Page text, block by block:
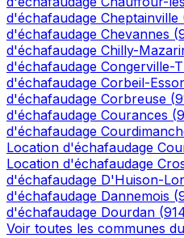
d'échafaudage Cheptainville
d'échafaudage Chevannes (
d'échafaudage Chilly-
d'échafaudage Congerville-
d'échafaudage Corbeil-
d'échafaudage Corbreuse (
d'échafaudage Courances (
d'échafaudage
Location d'échafaudage
Location d'échafaudage
d'échafaudage D'Huison-
d'échafaudage Dannemois (
d'échafaudage Dourdan (
Voir toutes les communes du